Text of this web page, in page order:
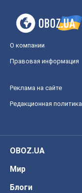
О компании
Правовая информация
Реклама на сайте
Редакционная политика
OBOZ.UA
Мир
Блоги